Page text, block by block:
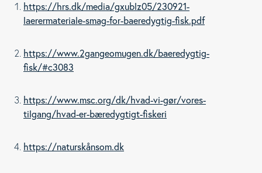
https://hrs.dk/media/gxublz05/230921-
laerermateriale-smag-for-baeredygtig-fisk.pdf
https://www.2gangeomugen.dk/baeredygtig-
fisk/#c3083
https://www.msc.org/dk/hvad-vi-gør/vores-
tilgang/hvad-er-bæredygtigt-fiskeri
https://naturskånsom.dk